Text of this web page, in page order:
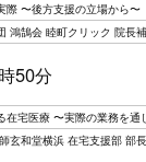
際 〜後方支援の立場から〜
鴻鵠会 睦町クリック 院長
50分
在宅医療 〜実際の業務を通
玄和堂横浜 在宅支援部 部